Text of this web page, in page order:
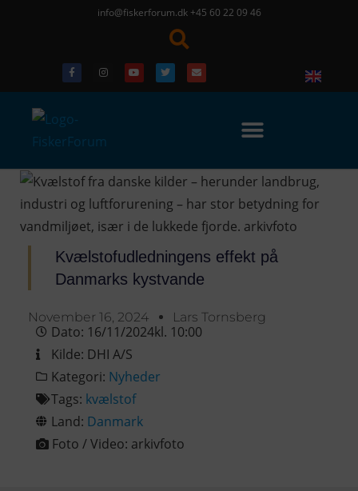
info@fiskerforum.dk +45 60 22 09 46
Kvælstofudledningens effekt på
Danmarks kystvande
November 16, 2024 Lars Tornsberg
Dato: 16/11/2024kl. 10:00
Kilde: DHI A/S
Kategori: Nyheder
Tags: kvælstof
Land: Danmark
Foto / Video: arkivfoto